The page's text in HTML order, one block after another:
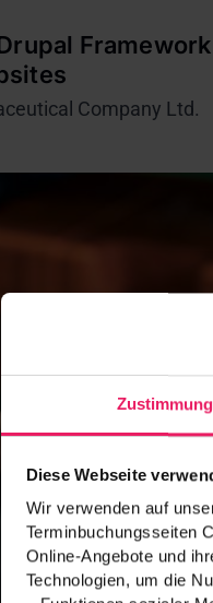
Zustimmung
Diese Webseite
Wir verwenden auf
Terminbuchungsseiten
Online-Angebote und
Technologien, um die
Company Ltd.